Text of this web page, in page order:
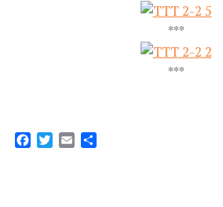
***
***
Facebook
Twitter
Email